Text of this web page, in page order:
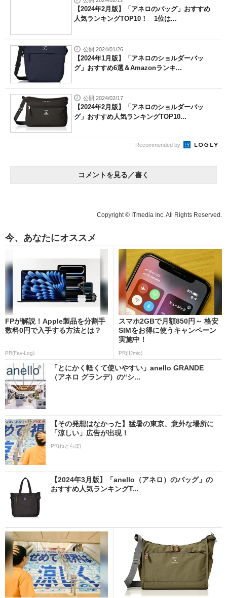
【2024年2月版】「アネロのバッグ」おすすめ
人気ランキングTOP10！ 1位は...
公開 2024/01/26
【2024年1月版】「アネロのショルダーバッ
グ」おすすめ6選＆Amazonランキ...
公開 2024/02/17
【2024年2月版】「アネロのショルダーバッ
グ」おすすめ人気ランキングTOP10...
Recommended by
コメントを見る／書く
Copyright © ITmedia Inc. All Rights Reserved.
今、あなたにオススメ
FPが解説！Apple製品を分割手
数料0円で入手する方法とは？
PR(Fav-Log)
スマホ2GBで月額850円～ 格安
SIMをお得に使うキャンペーン
実施中！
PR(IIJmio)
「とにかく軽くて使いやすい」anello GRANDE
（アネロ グランデ）の“シ...
【その発想はなかった】猛暑の東京、意外な場所に
「涼しい」広告が出現！
PR(ねとらぼ)
【2024年3月版】「anello（アネロ）のバッグ」の
おすすめ人気ランキングT...